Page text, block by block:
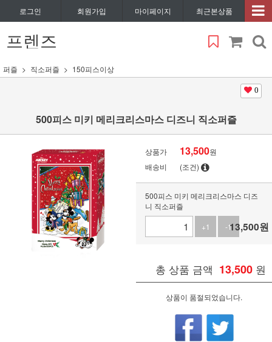
로그인 회원가입 마이페이지 최근본상품
프렌즈
퍼즐 직소퍼즐 150피스이상
0
500피스 미키 메리크리스마스 디즈니 직소퍼즐
상품가 13,500원
배송비
(조건)
500피스 미키 메리크리스마스 디즈
니 직소퍼즐
+1
-113,500원
총 상품 금액 13,500 원
상품이 품절되었습니다.